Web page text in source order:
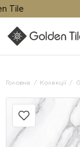
Головна Колекції